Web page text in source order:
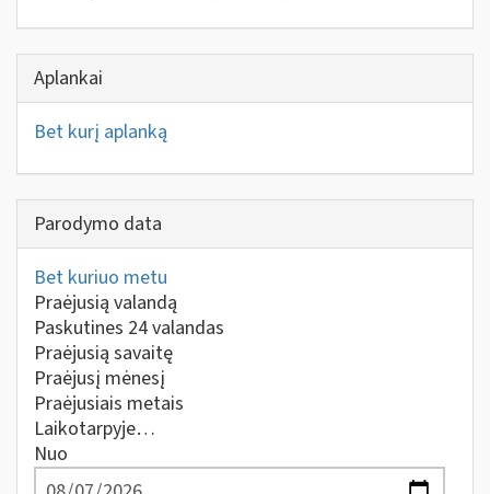
Aplankai
Bet kurį aplanką
Parodymo data
Bet kuriuo metu
Praėjusią valandą
Paskutines 24 valandas
Praėjusią savaitę
Praėjusį mėnesį
Praėjusiais metais
Laikotarpyje…
Nuo